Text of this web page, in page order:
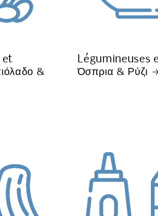
et
&
Légumineuses
Όσπρια & Ρύζι